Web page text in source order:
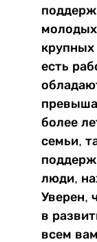
есть
более
семьи,
люди,
Уверен,
в
всем